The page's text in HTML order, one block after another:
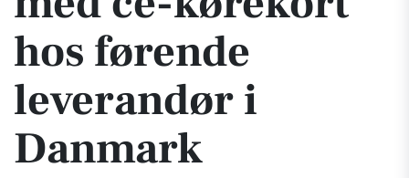
hos førende
leverandør i
Danmark